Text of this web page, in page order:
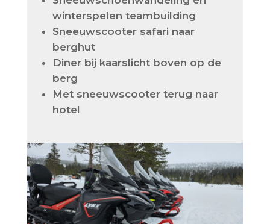
winterspelen teambuilding
Sneeuwscooter safari naar
berghut
Diner bij kaarslicht boven op de
berg
Met sneeuwscooter terug naar
hotel